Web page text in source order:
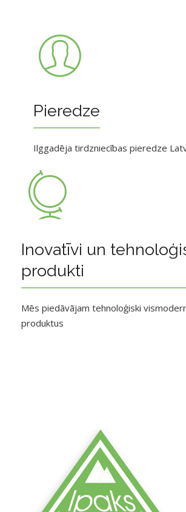
Pieredze
Ilggadēja tirdzniecības pieredze
Inovatīvi un
produkti
Mēs piedāvājam tehnoloģiski
produktus